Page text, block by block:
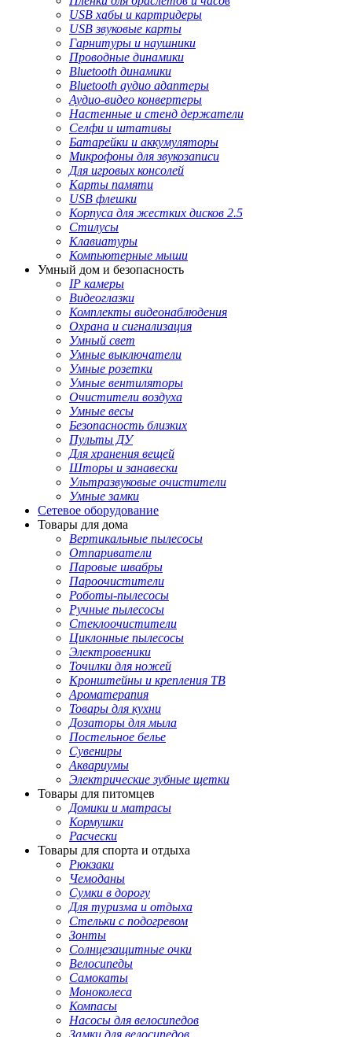
USB хабы и картридеры
USB звуковые карты
Гарнитуры и наушники
Проводные динамики
Bluetooth динамики
Bluetooth аудио адаптеры
Аудио-видео конвертеры
Настенные и стенд держатели
Селфи и штативы
Батарейки и аккумуляторы
Микрофоны для звукозаписи
Для игровых консолей
Карты памяти
USB флешки
Корпуса для жестких дисков 2.5
Стилусы
Клавиатуры
Компьютерные мыши
Умный дом и безопасность
IP камеры
Видеоглазки
Комплекты видеонаблюдения
Охрана и сигнализация
Умный свет
Умные выключатели
Умные розетки
Умные вентиляторы
Очистители воздуха
Умные весы
Безопасность близких
Пульты ДУ
Для хранения вещей
Шторы и занавески
Ультразвуковые очистители
Умные замки
Сетевое оборудование
Товары для дома
Вертикальные пылесосы
Отпариватели
Паровые швабры
Пароочистители
Роботы-пылесосы
Ручные пылесосы
Стеклоочистители
Циклонные пылесосы
Электровеники
Точилки для ножей
Кронштейны и крепления ТВ
Ароматерапия
Товары для кухни
Дозаторы для мыла
Постельное белье
Сувениры
Аквариумы
Электрические зубные щетки
Товары для питомцев
Домики и матрасы
Кормушки
Расчески
Товары для спорта и отдыха
Рюкзаки
Чемоданы
Сумки в дорогу
Для туризма и отдыха
Стельки с подогревом
Зонты
Солнцезащитные очки
Велосипеды
Самокаты
Моноколеса
Компасы
Насосы для велосипедов